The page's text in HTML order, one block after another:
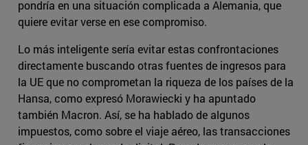
pondría en una situación complicada a Alemania, que
quiere evitar verse en ese compromiso.
Lo más inteligente sería evitar estas confrontaciones
directamente buscando otras fuentes de ingresos para
la UE que no comprometan la riqueza de los países de la
Hansa, como expresó Morawiecki y ha apuntado
también Macron. Así, se ha hablado de algunos
impuestos, como sobre el viaje aéreo, las transacciones